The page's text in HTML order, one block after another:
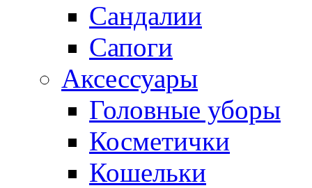
Сандалии
Сапоги
Аксессуары
Головные уборы
Косметички
Кошельки